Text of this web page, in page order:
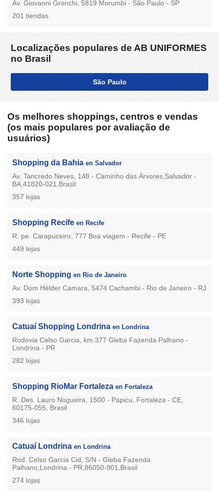
Av. Giovanni Gronchi, 5819 Morumbi - São Paulo - SP
201 tiendas
Localizações populares de AB UNIFORMES
no Brasil
São Paulo
Os melhores shoppings, centros e vendas
(os mais populares por avaliação de
usuários)
Shopping da Bahia en Salvador
Av. Tancredo Neves, 148 - Caminho das Árvores,Salvador -
BA,41820-021,Brasil
357 lojas
Shopping Recife en Recife
R. pe. Carapuceiro, 777 Boa viagem - Recife - PE
449 lojas
Norte Shopping en Rio de Janeiro
Av. Dom Hélder Camara, 5474 Cachambi - Rio de Janeiro - RJ
393 lojas
Catuaí Shopping Londrina en Londrina
Rodovia Celso Garcia, km 377 Gleba Fazenda Palhano -
Londrina - PR
282 lojas
Shopping RioMar Fortaleza en Fortaleza
R. Des. Lauro Nogueira, 1500 - Papicu, Fortaleza - CE,
60175-055, Brasil
346 lojas
Catuaí Londrina en Londrina
Rod. Celso Garcia Cid, S/N - Gleba Fazenda
Palhano,Londrina - PR,86050-901,Brasil
274 lojas